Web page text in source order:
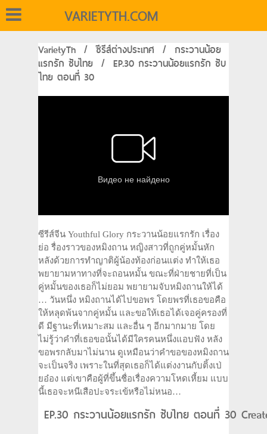
VARIETYTH.COM
VarietyTh / ซีรีส์ต่างประเทศ / กระวานน้อย
แรกรัก ซับไทย / EP.30 กระวานน้อยแรกรัก ซับ
ไทย ตอนที่ 30
ซีรีส์จีน Youthful Glory กระวานน้อยแรกรัก เรื่อง
ย่อ รื่องราวของหมิงถาน หญิงสาวที่ถูกคู่หมั้นหัก
หลังด้วยการทำญาติผู้น้องท้องก่อนแต่ง ทำให้เธอ
พยายามหาทางที่จะถอนหมั้น ขณะที่ฝ่ายชายที่เป็น
คู่หมั้นของเธอก็ไม่ยอม พยายามจับหมิงถานให้ได้
… วันหนึ่ง หมิงถานได้ไปขอพร โดยพรที่เธอขอคือ
ให้หลุดพ้นจากคู่หมั้น และขอให้เธอได้เจอคู่ครองที่
ดี มีฐานะที่เหมาะสม และอื่น ๆ อีกมากมาย โดย
ไม่รู้ว่าคำที่เธอขอนั้นได้มีใครคนหนึ่งแอบฟัง หลัง
ขอพรกลับมาไม่นาน ดูเหมือนว่าคำขอของหมิงถาน
จะเป็นจริง เพราะในที่สุดเธอก็ได้แต่งงานกับติ้งเป่
ยอ๋อง แต่เขาคือผู้ที่ขึ้นชื่อเรื่องความโหดเหี้ยม แบบ
นี้เธอจะหนีเสือปะจระเข้หรือไม่หนอ…
EP.30 กระวานน้อยแรกรัก ซับไทย ตอนที่ 30